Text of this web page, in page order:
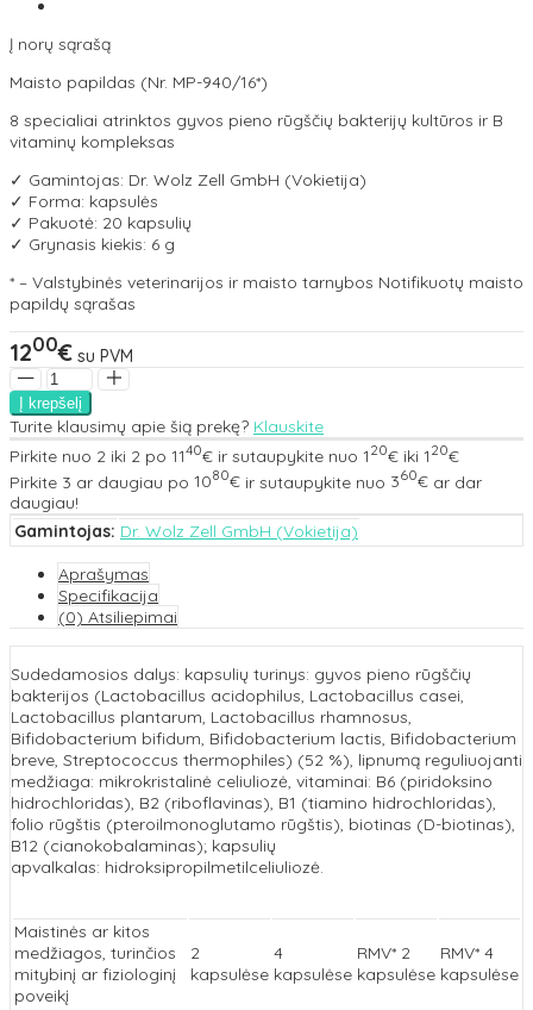
Į norų sąrašą
Maisto papildas (Nr. MP-940/16*)
8 specialiai atrinktos gyvos pieno rūgščių bakterijų kultūros ir B
vitaminų kompleksas
✓ Gamintojas: Dr. Wolz Zell GmbH (Vokietija)
✓ Forma: kapsulės
✓ Pakuotė: 20 kapsulių
✓ Grynasis kiekis: 6 g
* – Valstybinės veterinarijos ir maisto tarnybos Notifikuotų maisto
papildų sąrašas
1200€ su PVM
Turite klausimų apie šią prekę? Klauskite
Pirkite nuo 2 iki 2 po 1140€ ir sutaupykite nuo 1 20€ iki 1 20€
Pirkite 3 ar daugiau po 1080€ ir sutaupykite nuo 360€ ar dar
daugiau!
Gamintojas: Dr. Wolz Zell GmbH (Vokietija)
Aprašymas
Specifikacija
(0) Atsiliepimai
Sudedamosios dalys: kapsulių turinys: gyvos pieno rūgščių
bakterijos (Lactobacillus acidophilus, Lactobacillus casei,
Lactobacillus plantarum, Lactobacillus rhamnosus,
Bifidobacterium bifidum, Bifidobacterium lactis, Bifidobacterium
breve, Streptococcus thermophiles) (52 %), lipnumą reguliuojanti
medžiaga: mikrokristalinė celiuliozė, vitaminai: B6 (piridoksino
hidrochloridas), B2 (riboflavinas), B1 (tiamino hidrochloridas),
folio rūgštis (pteroilmonoglutamo rūgštis), biotinas (D-biotinas),
B12 (cianokobalaminas); kapsulių
apvalkalas: hidroksipropilmetilceliuliozė.
Maistinės ar kitos
medžiagos, turinčios
mitybinį ar fiziologinį
poveikį
2
kapsulėse
4
kapsulėse
RMV* 2
kapsulėse
RMV* 4
kapsulėse